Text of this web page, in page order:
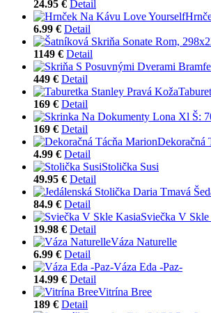
24.95 € Detail
6.99 € Detail
1149 € Detail
449 € Detail
169 € Detail
169 € Detail
Dekoračná
4.99 € Detail
Stolička Susi
49.95 € Detail
84.9 € Detail
Sviečka V Skle
19.98 € Detail
Váza Naturelle
6.99 € Detail
Váza Eda -Paz-
14.99 € Detail
Vitrína Bree
189 € Detail